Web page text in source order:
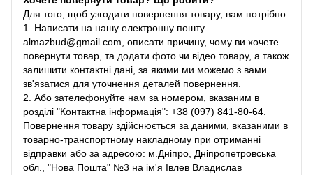
Для того, щоб узгодити повернення товару, вам потрібно:
1. Написати на нашу електронну пошту
almazbud@gmail.com, описати причину, чому ви хочете
повернути товар, та додати фото чи відео товару, а також
залишити контактні дані, за якими ми можемо з вами
зв'язатися для уточнення деталей повернення.
2. Або зателефонуйте нам за номером, вказаним в
розділі "Контактна інформація": +38 (097) 841-80-64.
Повернення товару здійснюється за даними, вказаними в
товарно-транспортному накладному при отриманні
відправки або за адресою: м.Дніпро, Дніпропетровська
обл., "Нова Пошта" №3 на ім'я Івлев Владислав